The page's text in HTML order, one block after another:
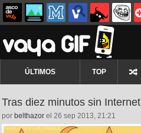
ÚLTIMOS TOP
Tras diez minutos sin Internet
por belthazor el 26 sep 2013, 21:21